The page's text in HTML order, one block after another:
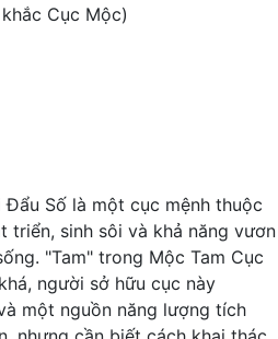
Cục Mộc)
Số là một cục mệnh thuộc
triển, sinh sôi và khả năng vươn
"Tam" trong Mộc Tam Cục
người sở hữu cục này
một nguồn năng lượng tích